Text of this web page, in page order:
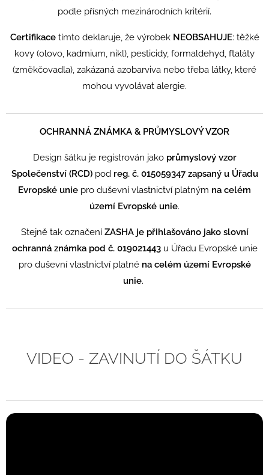
podle přísných mezinárodních kritérií.
Certifikacetímto deklaruje, že výrobek NEOBSAHUJE: těžké
kovy (olovo, kadmium, nikl), pesticidy, formaldehyd, ftaláty
(změkčovadla), zakázaná azobarviva nebo třeba látky, které
mohou vyvolávat alergie.
OCHRANNÁ ZNÁMKA & PRŮMYSLOVÝ VZOR
Design šátku je registrován jako průmyslový vzor
Společenství (RCD)pod reg. č. 015059347 zapsaný u Úřadu
Evropské unie pro duševní vlastnictví platným na celém
území Evropské unie.
Stejně tak označení ZASHA je přihlašováno jako slovní
ochranná známka pod č. 019021443u Úřadu Evropské unie
pro duševní vlastnictví platné na celém území Evropské
unie.
VIDEO - ZAVINUTÍ DO ŠÁTKU